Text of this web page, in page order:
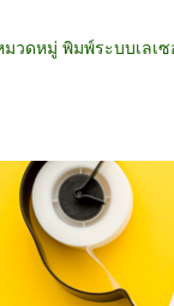
วดหมู่ พิมพ์ระบบเลเซ
ตัวแทนจัดจำหน่าย